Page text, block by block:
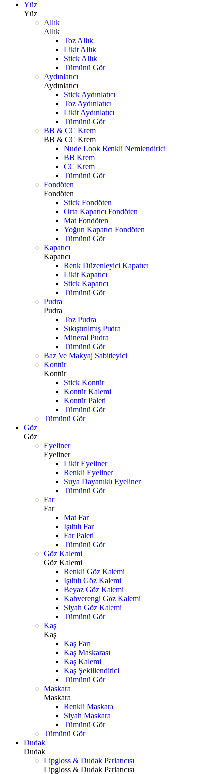
Yüz
Yüz
Allık
Allık
Toz Allık
Likit Allık
Stick Allık
Tümünü Gör
Aydınlatıcı
Aydınlatıcı
Stick Aydınlatıcı
Toz Aydınlatıcı
Likit Aydınlatıcı
Tümünü Gör
BB & CC Krem
BB & CC Krem
Nude Look Renkli Nemlendirici
BB Krem
CC Krem
Tümünü Gör
Fondöten
Fondöten
Stick Fondöten
Orta Kapatıcı Fondöten
Mat Fondöten
Yoğun Kapatıcı Fondöten
Tümünü Gör
Kapatıcı
Kapatıcı
Renk Düzenleyici Kapatıcı
Likit Kapatıcı
Stick Kapatıcı
Tümünü Gör
Pudra
Pudra
Toz Pudra
Sıkıştırılmış Pudra
Mineral Pudra
Tümünü Gör
Baz Ve Makyaj Sabitleyici
Kontür
Kontür
Stick Kontür
Kontür Kalemi
Kontür Paleti
Tümünü Gör
Tümünü Gör
Göz
Göz
Eyeliner
Eyeliner
Likit Eyeliner
Renkli Eyeliner
Suya Dayanıklı Eyeliner
Tümünü Gör
Far
Far
Mat Far
Işıltılı Far
Far Paleti
Tümünü Gör
Göz Kalemi
Göz Kalemi
Renkli Göz Kalemi
Işıltılı Göz Kalemi
Beyaz Göz Kalemi
Kahverengi Göz Kalemi
Siyah Göz Kalemi
Tümünü Gör
Kaş
Kaş
Kaş Farı
Kaş Maskarası
Kaş Kalemi
Kaş Şekillendirici
Tümünü Gör
Maskara
Maskara
Renkli Maskara
Siyah Maskara
Tümünü Gör
Tümünü Gör
Dudak
Dudak
Lipgloss & Dudak Parlatıcısı
Lipgloss & Dudak Parlatıcısı